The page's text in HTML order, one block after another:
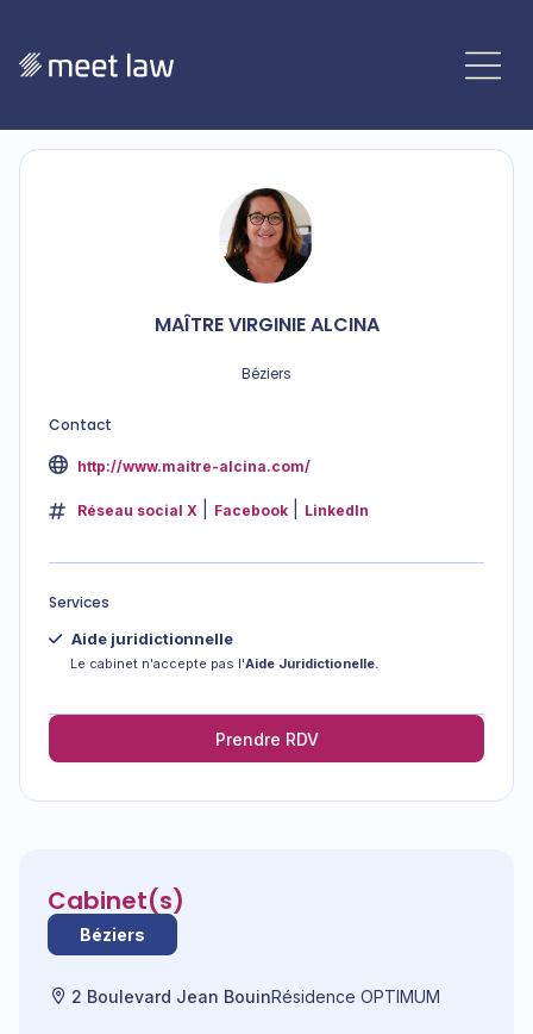
MAÎTREVIRGINIEALCINA
Béziers
Contact
http://www.maitre-alcina.com/
Réseau social X Facebook LinkedIn
Services
Aide juridictionnelle
Le cabinet n'accepte pas l'Aide Juridictionelle.
Prendre RDV
Cabinet(s)
Béziers
2 Boulevard Jean BouinRésidence OPTIMUM